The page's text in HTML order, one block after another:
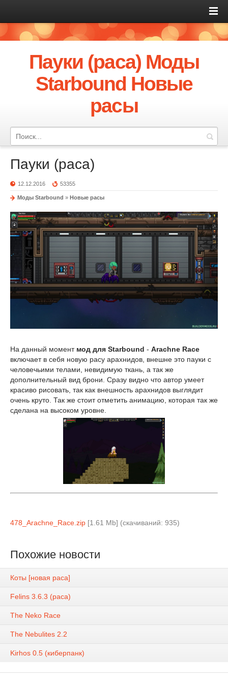
Пауки (раса) Моды
Starbound Новые
расы
Пауки (раса)
12.12.2016 53355
Моды Starbound » Новые расы
На данный момент мод для Starbound - Arachne Race
включает в себя новую расу арахнидов, внешне это пауки с
человечьими телами, невидимую ткань, а так же
дополнительный вид брони. Сразу видно что автор умеет
красиво рисовать, так как внешность арахнидов выглядит
очень круто. Так же стоит отметить анимацию, которая так же
сделана на высоком уровне.
478_Arachne_Race.zip [1.61 Mb] (cкачиваний: 935)
Похожие новости
Коты [новая раса]
Felins 3.6.3 (раса)
The Neko Race
The Nebulites 2.2
Kirhos 0.5 (киберпанк)